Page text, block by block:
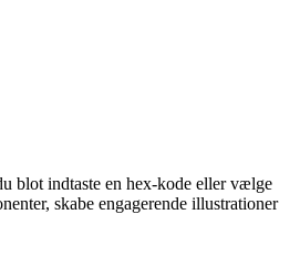
blot indtaste en hex-kode eller vælge
skabe engagerende illustrationer